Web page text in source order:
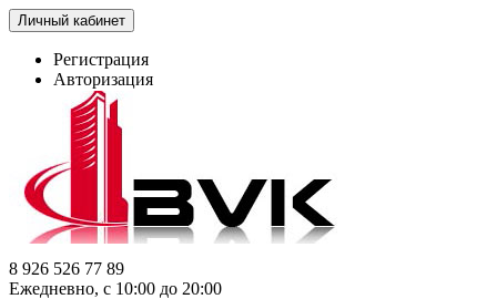
Личный кабинет
Регистрация
Авторизация
8 926 526 77 89
Ежедневно, с 10:00 до 20:00